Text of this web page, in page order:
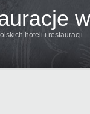
hoteli i restauracji.